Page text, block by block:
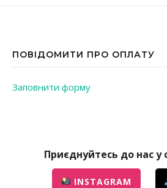
ПОВІДОМИТИ ПРО ОПЛАТУ
Заповнити форму
Приєднуйтесь до нас
INSTAGRAM